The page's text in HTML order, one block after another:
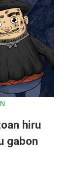
hiru
gabon